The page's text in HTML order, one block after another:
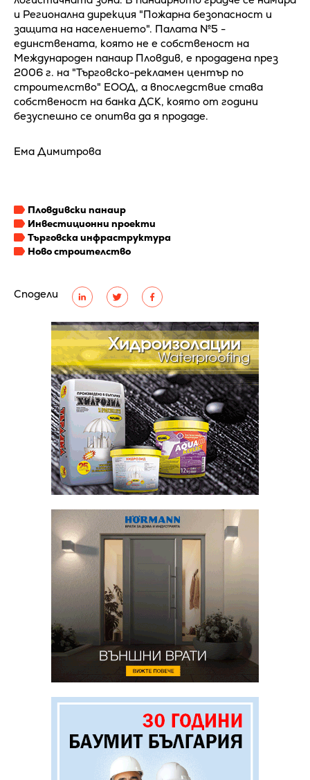
Сподели
и Регионална дирекция "Пожарна безопасност и
защита на населението". Палата №5 -
единствената, която не е собственост на
Международен панаир Пловдив, е продадена през
2006 г. на "Търговско-рекламен център по
строителство" ЕООД, а впоследствие става
собственост на банка ДСК, която от години
безуспешно се опитва да я продаде.
Ема Димитрова
Пловдивски панаир
Инвестиционни проекти
Търговска инфраструктура
Ново строителство